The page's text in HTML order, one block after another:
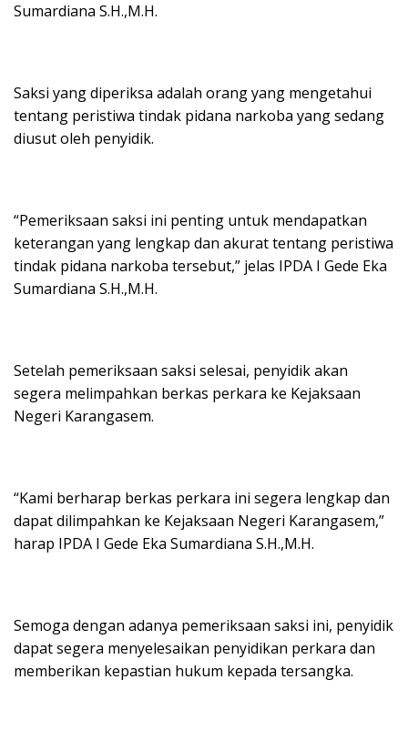
Sumardiana S.H.,M.H.
Saksi yang diperiksa adalah orang yang mengetahui
tentang peristiwa tindak pidana narkoba yang sedang
diusut oleh penyidik.
“Pemeriksaan saksi ini penting untuk mendapatkan
keterangan yang lengkap dan akurat tentang peristiwa
tindak pidana narkoba tersebut,” jelas IPDA I Gede Eka
Sumardiana S.H.,M.H.
Setelah pemeriksaan saksi selesai, penyidik akan
segera melimpahkan berkas perkara ke Kejaksaan
Negeri Karangasem.
“Kami berharap berkas perkara ini segera lengkap dan
dapat dilimpahkan ke Kejaksaan Negeri Karangasem,”
harap IPDA I Gede Eka Sumardiana S.H.,M.H.
Semoga dengan adanya pemeriksaan saksi ini, penyidik
dapat segera menyelesaikan penyidikan perkara dan
memberikan kepastian hukum kepada tersangka.